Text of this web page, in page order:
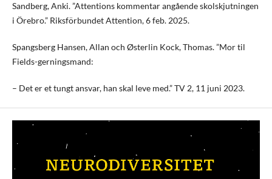
Sandberg, Anki. ”Attentions kommentar angående skolskjutningen
i Örebro.” Riksförbundet Attention, 6 feb. 2025.
Spangsberg Hansen, Allan och Østerlin Kock, Thomas. ”Mor til
Fields-gerningsmand:
– Det er et tungt ansvar, han skal leve med.” TV 2, 11 juni 2023.